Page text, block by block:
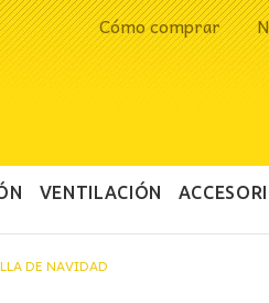
Cómo comprar
VENTILACIÓN
DE NAVIDAD